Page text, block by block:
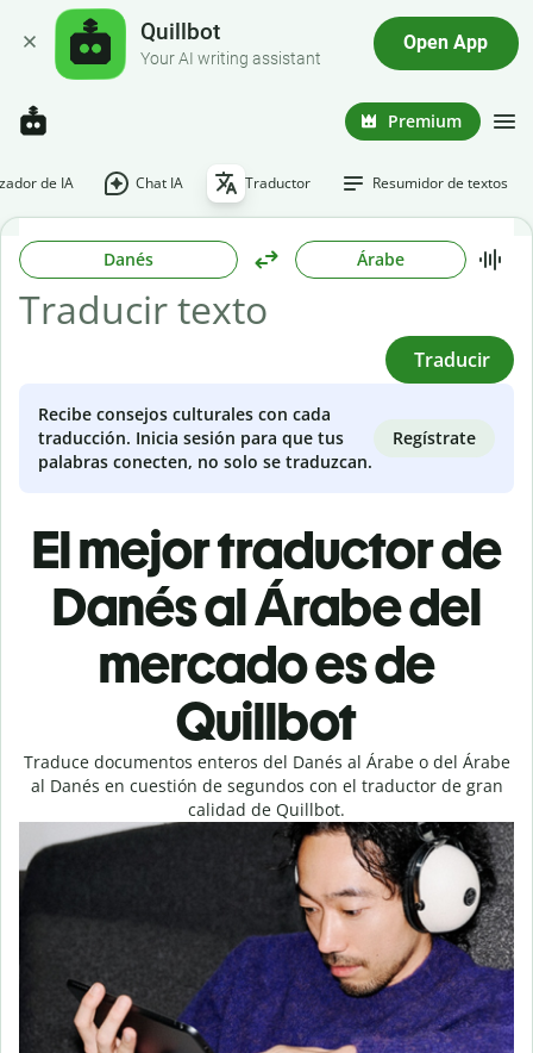
Quillbot
Your AI writing assistant
Open App
Premium
de IA Chat IA Traductor Resumidor de textos
Danés Árabe
Traducir
Recibe consejos culturales con cada
traducción. Inicia sesión para que tus
palabras conecten, no solo se traduzcan.
Regístrate
El mejor traductor de
Danés al Árabe del
mercado es de
Quillbot
Traduce documentos enteros del Danés al Árabe o del Árabe
al Danés en cuestión de segundos con el traductor de gran
calidad de Quillbot.